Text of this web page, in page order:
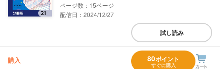
15
配信日：2024/12/27
試し読み
購入 80ポイント
すぐに購入